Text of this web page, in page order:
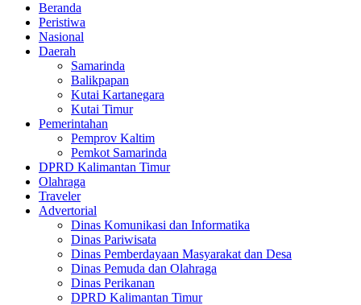
Beranda
Peristiwa
Nasional
Daerah
Samarinda
Balikpapan
Kutai Kartanegara
Kutai Timur
Pemerintahan
Pemprov Kaltim
Pemkot Samarinda
DPRD Kalimantan Timur
Olahraga
Traveler
Advertorial
Dinas Komunikasi dan Informatika
Dinas Pariwisata
Dinas Pemberdayaan Masyarakat dan Desa
Dinas Pemuda dan Olahraga
Dinas Perikanan
DPRD Kalimantan Timur